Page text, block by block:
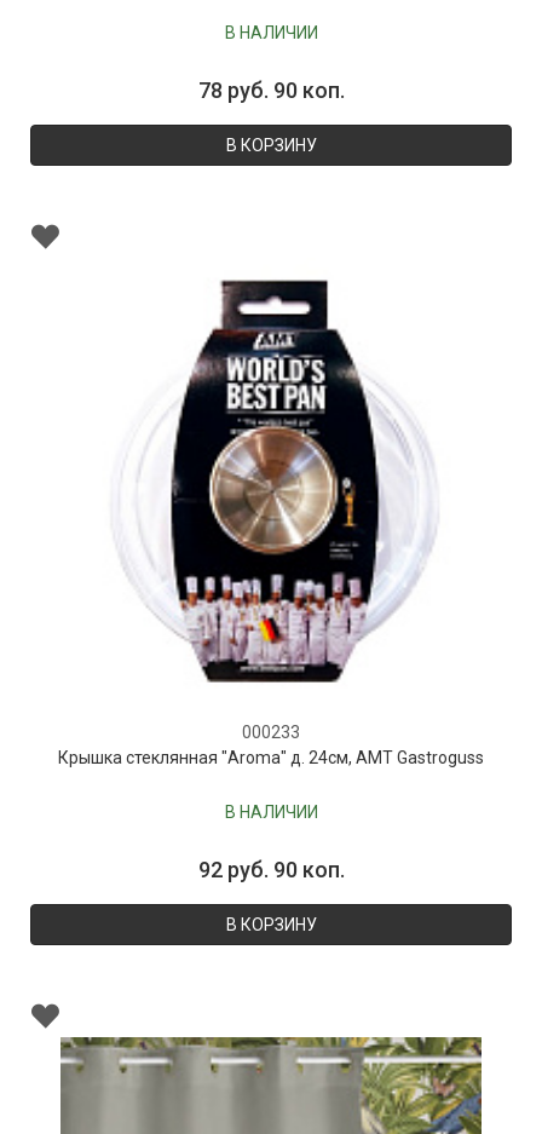
В НАЛИЧИИ
78 руб. 90 коп.
В КОРЗИНУ
000233
Крышка стеклянная "Aroma" д. 24см, AMT Gastroguss
В НАЛИЧИИ
92 руб. 90 коп.
В КОРЗИНУ